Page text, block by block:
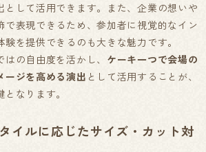
として活用できます。また、企業の想いや
で表現できるため、参加者に視覚的なイン
を提供できるのも大きな魅力です。
の自由度を活かし、 ケーキ一つで会場の
ージを高める演出 として活用することが、
なります。
イルに応じたサイズ・カット対